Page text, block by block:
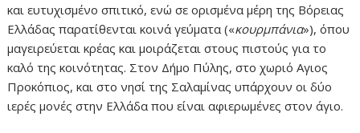
και ευτυχισμένο σπιτικό, ενώ σε ορισμένα μέρη της Βόρειας
Ελλάδας παρατίθενται κοινά γεύματα («κουρμπάνια»), όπου
μαγειρεύεται κρέας και μοιράζεται στους πιστούς για το
καλό της κοινότητας. Στον Δήμο Πύλης, στο χωριό Αγιος
Προκόπιος, και στο νησί της Σαλαμίνας υπάρχουν οι δύο
ιερές μονές στην Ελλάδα που είναι αφιερωμένες στον άγιο.